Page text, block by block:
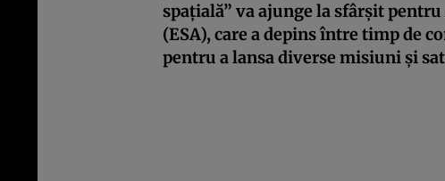
spațială” va ajunge la sfârșit
(ESA), care a depins între timp de
pentru a lansa diverse misiuni și